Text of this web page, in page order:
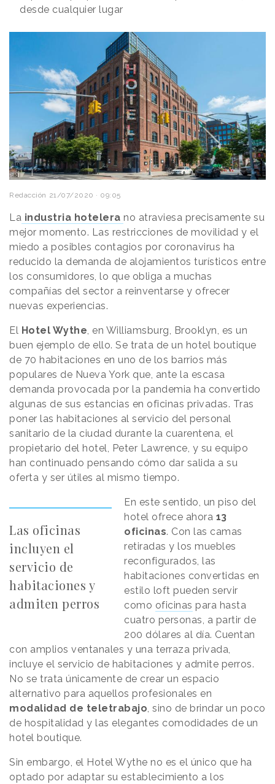
desde cualquier lugar
Redacción 21/07/2020 · 09:05
La industria hotelera no atraviesa precisamente su
mejor momento. Las restricciones de movilidad y el
miedo a posibles contagios por coronavirus ha
reducido la demanda de alojamientos turísticos entre
los consumidores, lo que obliga a muchas
compañías del sector a reinventarse y ofrecer
nuevas experiencias.
El Hotel Wythe, en Williamsburg, Brooklyn, es un
buen ejemplo de ello. Se trata de un hotel boutique
de 70 habitaciones en uno de los barrios más
populares de Nueva York que, ante la escasa
demanda provocada por la pandemia ha convertido
algunas de sus estancias en oficinas privadas. Tras
poner las habitaciones al servicio del personal
sanitario de la ciudad durante la cuarentena, el
propietario del hotel, Peter Lawrence, y su equipo
han continuado pensando cómo dar salida a su
oferta y ser útiles al mismo tiempo.
Las oficinas
incluyen el
servicio de
habitaciones y
admiten perros
En este sentido, un piso del
hotel ofrece ahora 13
oficinas. Con las camas
retiradas y los muebles
reconfigurados, las
habitaciones convertidas en
estilo loft pueden servir
como oficinas para hasta
cuatro personas, a partir de
200 dólares al día. Cuentan
con amplios ventanales y una terraza privada,
incluye el servicio de habitaciones y admite perros.
No se trata únicamente de crear un espacio
alternativo para aquellos profesionales en
modalidad de teletrabajo, sino de brindar un poco
de hospitalidad y las elegantes comodidades de un
hotel boutique.
Sin embargo, el Hotel Wythe no es el único que ha
optado por adaptar su establecimiento a los